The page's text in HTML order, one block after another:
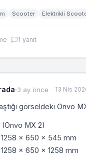
Scooter Elektrikli
1 yanıt
·3 ay önce 13 Nis
görseldeki Onvo
MX 2)
1258 x 650 x 545 mm
x 650 x 1258 mm